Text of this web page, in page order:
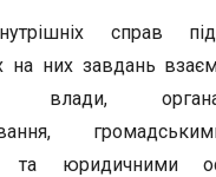
справ
на них завдань
влади,
та юридичними